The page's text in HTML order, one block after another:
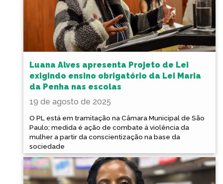
Luana Alves apresenta Projeto de Lei
exigindo ensino obrigatório da Lei Maria
da Penha nas escolas
19 de agosto de 2025
O PL está em tramitação na Câmara Municipal de São
Paulo; medida é ação de combate à violência da
mulher a partir da conscientização na base da
sociedade